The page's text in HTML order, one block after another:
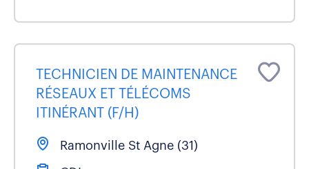
TECHNICIEN DE MAINTENANCE
RÉSEAUX ET TÉLÉCOMS
ITINÉRANT (F/H)
Ramonville St Agne (31)